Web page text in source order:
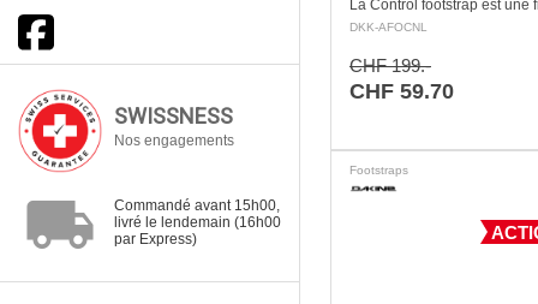
SWISSNESS
Nos engagements
local_shipping
Commandé avant 15h00,
livré le lendemain (16h00
par Express)
La Control footstrap est une
kite pour planche de type
entre vous et votre planche.…
DKK-AFOCNL
CHF 199.-
CHF 59.70
Footstraps